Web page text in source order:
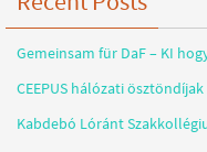
Gemeinsam für DaF – KI
CEEPUS hálózati
Kabdebó Lóránt